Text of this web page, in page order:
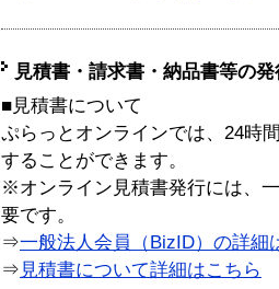
見積書・請求書・納品書等の
■見積書について
ぷらっとオンラインでは、24時
することができます。
※オンライン見積書発行には、
要です。
⇒一般法人会員（BizID）の詳細
⇒ 見積書について詳細はこちら